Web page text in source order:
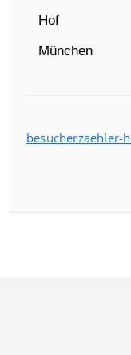
Hof
München
besucherzaehler-